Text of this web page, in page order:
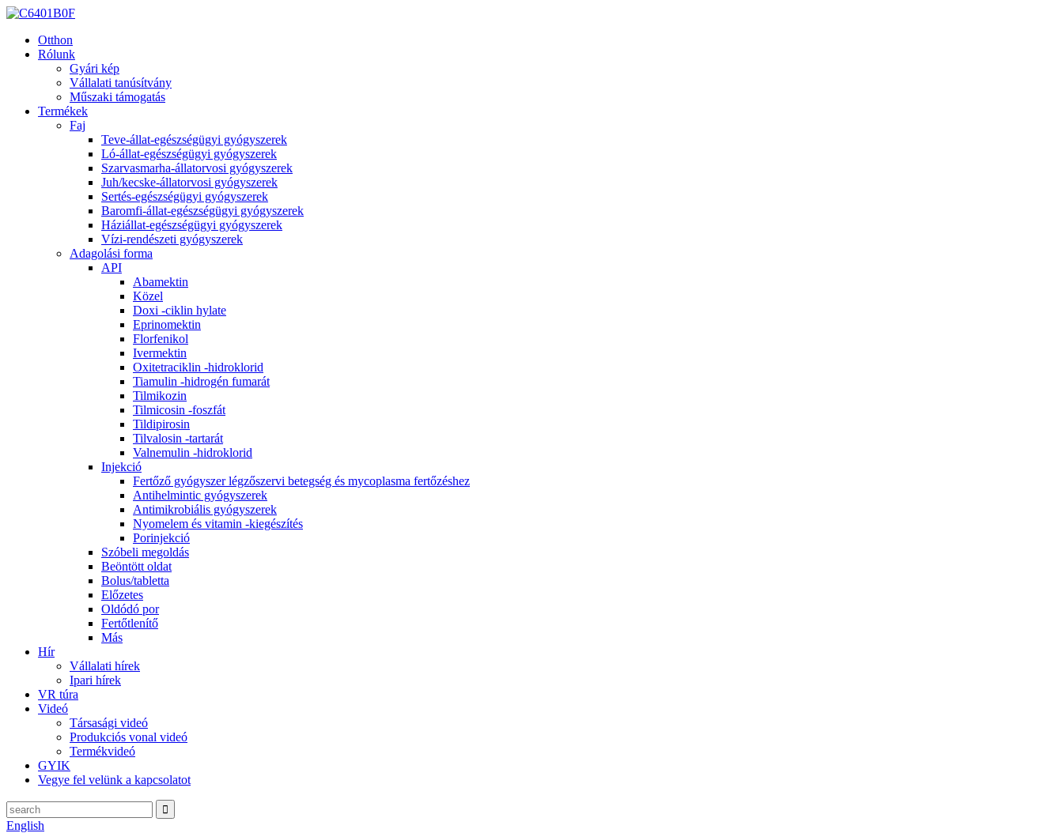
Otthon
Rólunk
Gyári kép
Vállalati tanúsítvány
Műszaki támogatás
Termékek
Faj
Teve-állat-egészségügyi gyógyszerek
Ló-állat-egészségügyi gyógyszerek
Szarvasmarha-állatorvosi gyógyszerek
Juh/kecske-állatorvosi gyógyszerek
Sertés-egészségügyi gyógyszerek
Baromfi-állat-egészségügyi gyógyszerek
Háziállat-egészségügyi gyógyszerek
Vízi-rendészeti gyógyszerek
Adagolási forma
API
Abamektin
Közel
Doxi -ciklin hylate
Eprinomektin
Florfenikol
Ivermektin
Oxitetraciklin -hidroklorid
Tiamulin -hidrogén fumarát
Tilmikozin
Tilmicosin -foszfát
Tildipirosin
Tilvalosin -tartarát
Valnemulin -hidroklorid
Injekció
Fertőző gyógyszer légzőszervi betegség és mycoplasma fertőzéshez
Antihelmintic gyógyszerek
Antimikrobiális gyógyszerek
Nyomelem és vitamin -kiegészítés
Porinjekció
Szóbeli megoldás
Beöntött oldat
Bolus/tabletta
Előzetes
Oldódó por
Fertőtlenítő
Más
Hír
Vállalati hírek
Ipari hírek
VR túra
Videó
Társasági videó
Produkciós vonal videó
Termékvideó
GYIK
Vegye fel velünk a kapcsolatot
English